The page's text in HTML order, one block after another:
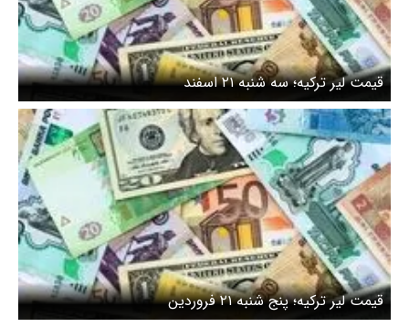
قیمت لیر ترکیه؛ سه شنبه ۲۱ اسفند
قیمت لیر ترکیه؛ پنج شنبه ۲۱ فروردین